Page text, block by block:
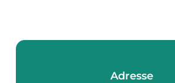
Adresse